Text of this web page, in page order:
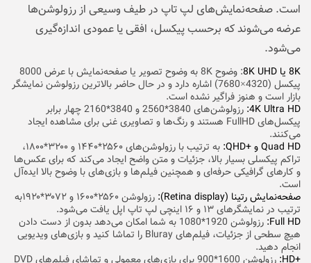
است. صفحه‌نمایش‌های لپ تاپ در طیف وسیعی از رزولوشن‌ها
عرضه می‌شوند که برحسب پیکسل، افقی یا عمودی اندازه‌گیری
می‌شود.
8K یا 8K UHD
: وضوح 8K به وضوح تصویر یا صفحه‌نمایش با عرض 8000
پیکسل (4320×7680) اشاره دارد و در حال حاضر بالاترین رزولوشن نمایشگر
بازار است و هنوز فراگیر نشده است.
4K Ultra HD
:
رزولوشن‌های 3840*2560 و 3840*2160 چهار برابر
پیکسل‌های FullHD هستند و رنگ‌ها و تصاویری غنی برای مشاهده ایجاد
می‌کنند.
Quad HDو+
QHD
:
به ترتیب با رزولوشن‌های ۲۵۶۰*۱۴۴۰ و ۳۲۰۰*۱۸۰۰،
تراکم پیکسلی بسیار بالا، جزئیات و متن واضح ایجاد می‌کند که برای عکس‌ها
و کارهای گرافیکی حرفه‌ای و همچنین فیلم‌ها و بازی‌های با وضوح بالا ایده‌آل
است.
صفحه‌نمایش رتینا (Retina display
):
رزولوشن ۲۵۶۰*۱۶۰۰ و ۳۰۷۲*۱۹۲۰به
ترتیب در نمایشگرهای ۱۳ و ۱۶ اینچی لپ تاپ اپل یافت می‌شود.
Full HD
:
رزولوشن 1920*1080 به شما امکان می‌دهد بدون از دست دادن
هیچ سطحی از جزئیات، فیلم‌های Bluray را تماشا کنید و بازی‌های ویدیویی
انجام دهید.